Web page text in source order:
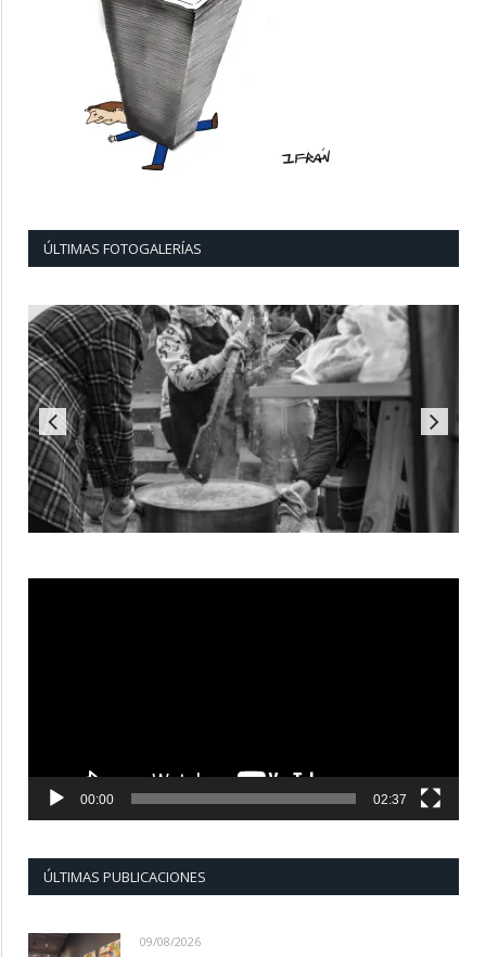
ÚLTIMAS FOTOGALERÍAS
00:00 02:37
ÚLTIMAS PUBLICACIONES
09/08/2026